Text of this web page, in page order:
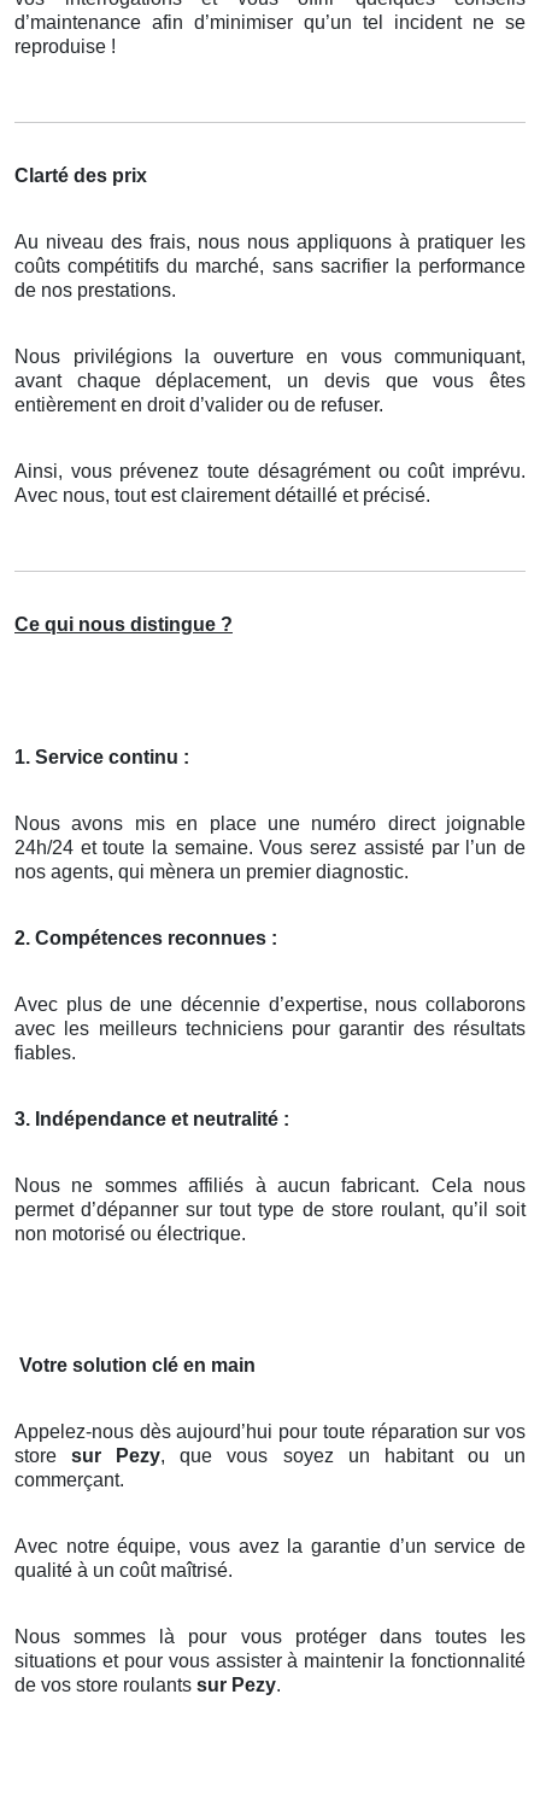
d’maintenance afin d’minimiser qu’un tel incident ne se
reproduise !
Clarté des prix
Au niveau des frais, nous nous appliquons à pratiquer les
coûts compétitifs du marché, sans sacrifier la performance
de nos prestations.
Nous privilégions la ouverture en vous communiquant,
avant chaque déplacement, un devis que vous êtes
entièrement en droit d’valider ou de refuser.
Ainsi, vous prévenez toute désagrément ou coût imprévu.
Avec nous, tout est clairement détaillé et précisé.
Ce qui nous distingue ?
1. Service continu :
Nous avons mis en place une numéro direct joignable
24h/24 et toute la semaine. Vous serez assisté par l’un de
nos agents, qui mènera un premier diagnostic.
2. Compétences reconnues :
Avec plus de une décennie d’expertise, nous collaborons
avec les meilleurs techniciens pour garantir des résultats
fiables.
3. Indépendance et neutralité :
Nous ne sommes affiliés à aucun fabricant. Cela nous
permet d’dépanner sur tout type de store roulant, qu’il soit
non motorisé ou électrique.
Votre solution clé en main
Appelez-nous dès aujourd’hui pour toute réparation sur vos
storesur Pezy, que vous soyez un habitant ou un
commerçant.
Avec notre équipe, vous avez la garantie d’un service de
qualité à un coût maîtrisé.
Nous sommes là pour vous protéger dans toutes les
situations et pour vous assister à maintenir la fonctionnalité
de vos store roulants sur Pezy.